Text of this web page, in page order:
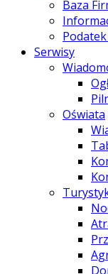
Baza
Serwisy
Oświata